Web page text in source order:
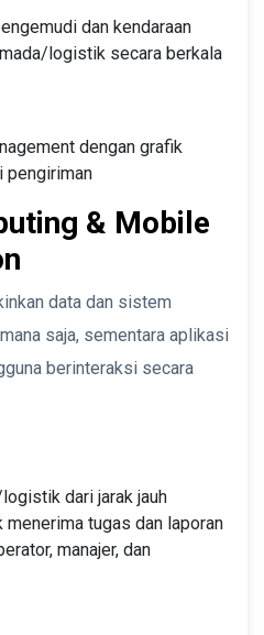
dan kendaraan
logistik secara berkala
dengan grafik
pengiriman
& Mobile
data dan sistem
saja, sementara aplikasi
berinteraksi secara
dari jarak jauh
tugas dan laporan
manajer, dan